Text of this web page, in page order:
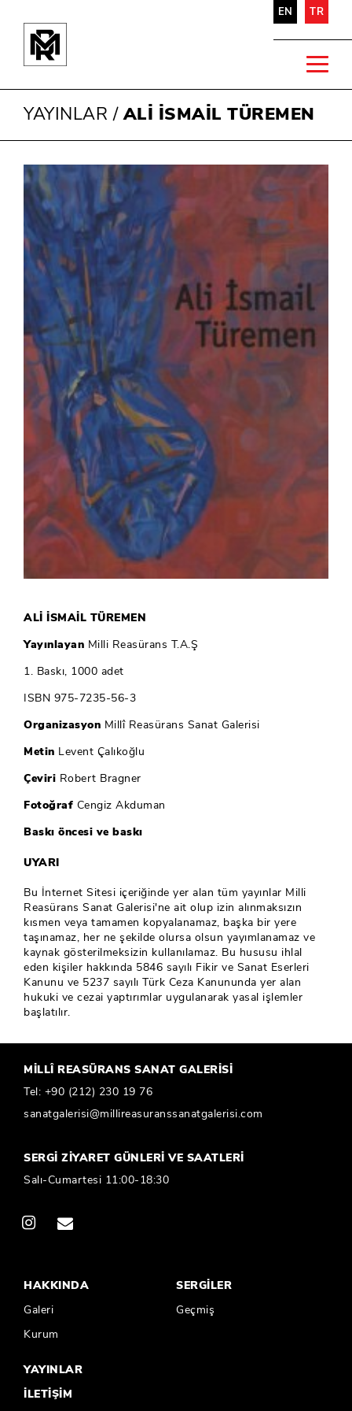
EN TR
YAYINLAR /ALİ İSMAİL TÜREMEN
ALİ İSMAİL TÜREMEN
Yayınlayan Milli Reasürans T.A.Ş
1. Baskı, 1000 adet
ISBN 975-7235-56-3
Organizasyon Millî Reasürans Sanat Galerisi
Metin Levent Çalıkoğlu
Çeviri Robert Bragner
Fotoğraf Cengiz Akduman
Baskı öncesi ve baskı
UYARI
Bu İnternet Sitesi içeriğinde yer alan tüm yayınlar Milli
Reasürans Sanat Galerisi'ne ait olup izin alınmaksızın
kısmen veya tamamen kopyalanamaz, başka bir yere
taşınamaz, her ne şekilde olursa olsun yayımlanamaz ve
kaynak gösterilmeksizin kullanılamaz. Bu hususu ihlal
eden kişiler hakkında 5846 sayılı Fikir ve Sanat Eserleri
Kanunu ve 5237 sayılı Türk Ceza Kanununda yer alan
hukuki ve cezai yaptırımlar uygulanarak yasal işlemler
başlatılır.
MİLLÎ REASÜRANS SANAT GALERİSİ
Tel: +90 (212) 230 19 76
sanatgalerisi@millireasuranssanatgalerisi.com
SERGİ ZİYARET GÜNLERİ VE SAATLERİ
Salı-Cumartesi 11:00-18:30
HAKKINDA
Galeri
Kurum
SERGİLER
Geçmiş
YAYINLAR
İLETİŞİM